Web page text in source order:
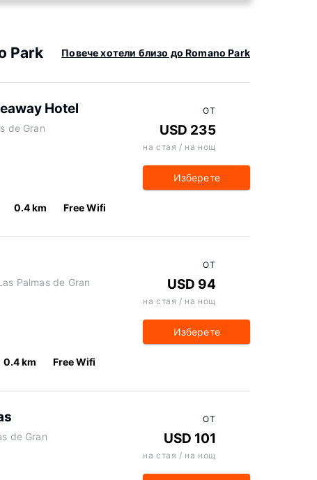
Park Повече хотели близо до Romano Park
Hotel
de Gran
0.4 km Free Wifi
ОТ
USD 235
на стая / на нощ
Изберете
Palmas de Gran
0.4 km Free Wifi
ОТ
USD 94
на стая / на нощ
Изберете
de Gran
ОТ
USD 101
на стая / на нощ